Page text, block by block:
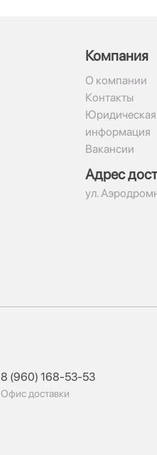
Компания
О компании
Контакты
Юридическая
информация
Вакансии
Адрес
ул.
8 (960) 168-53-53
Офис доставки